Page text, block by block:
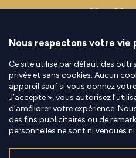
Contact|Mentions